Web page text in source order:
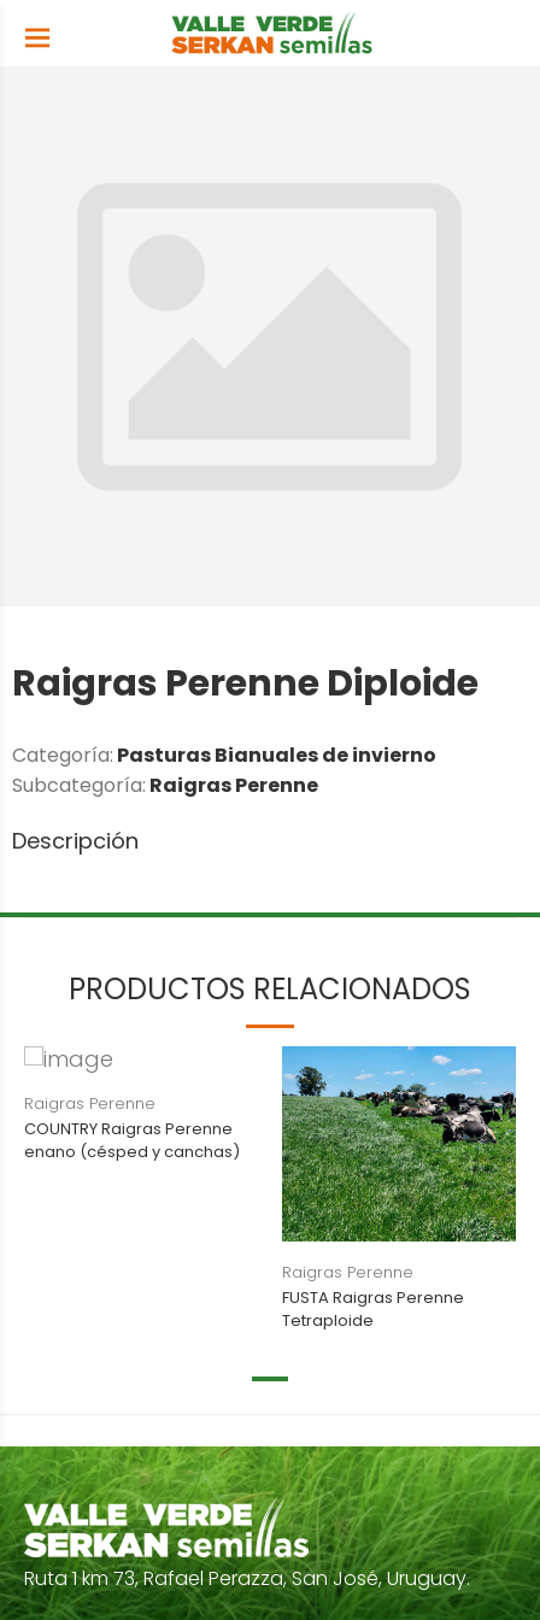
Raigras Perenne Diploide
Categoría: Pasturas Bianuales de invierno
Subcategoría: Raigras Perenne
Descripción
PRODUCTOS RELACIONADOS
Raigras Perenne
COUNTRY Raigras Perenne
enano (césped y canchas)
Raigras Perenne
FUSTA Raigras Perenne
Tetraploide
Ruta 1 km 73, Rafael Perazza, San José, Uruguay.